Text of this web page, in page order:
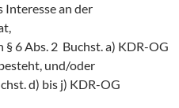
Interesse an der
6 Abs. 2 Buchst. a) KDR-OG
und/oder
d) bis j) KDR-OG